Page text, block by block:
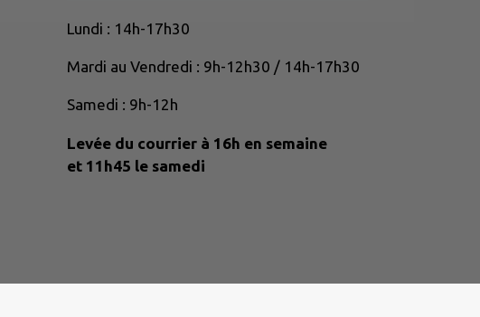
Lundi : 14h-17h30
Mardi au Vendredi : 9h-12h30 / 14h-17h30
Samedi : 9h-12h
Levée du courrier à 16h en semaine
et 11h45 le samedi